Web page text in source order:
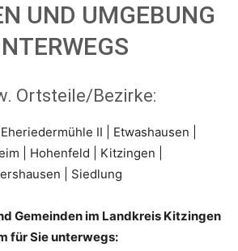
UND UMGEBUNG
Ortsteile/Bezirke:
II | Etwashausen |
| Hohenfeld | Kitzingen |
| Siedlung
Gemeinden im Landkreis Kitzingen
für Sie unterwegs: